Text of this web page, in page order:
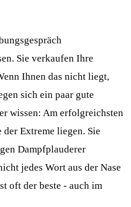
Sie verkaufen Ihre
Ihnen das nicht liegt,
sich ein paar gute
wissen: Am erfolgreichsten
Extreme liegen. Sie
Dampfplauderer
jedes Wort aus der Nase
oft der beste - auch im